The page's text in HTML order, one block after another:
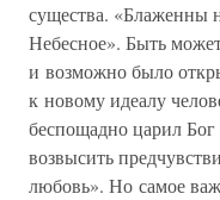
существа. «Блаженны
Небесное». Быть
и возможно было
к новому идеалу
беспощадно царил
возвысить
любовь». Но самое